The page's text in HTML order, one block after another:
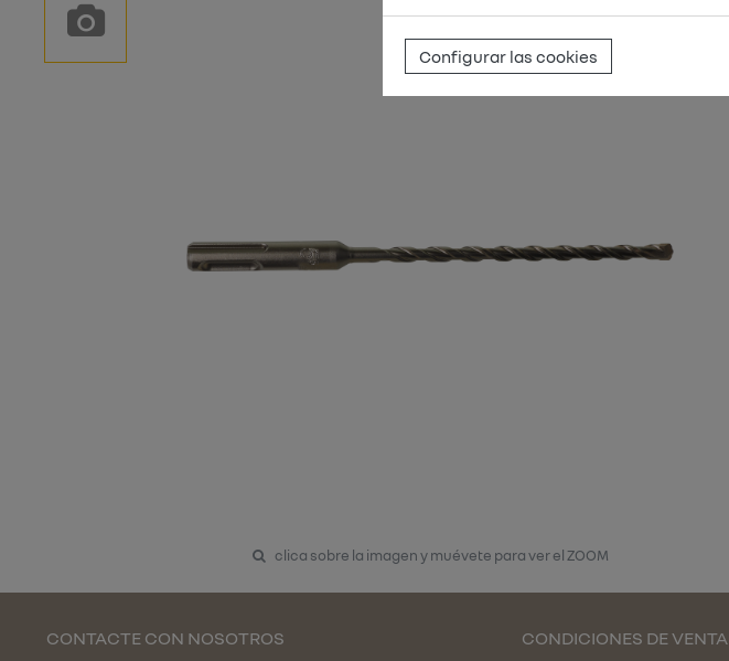
clica sobre la imagen y muévete para ver el ZOOM
CONTACTE CON NOSOTROS CONDICIONES DE VENTA
Configurar las cookies